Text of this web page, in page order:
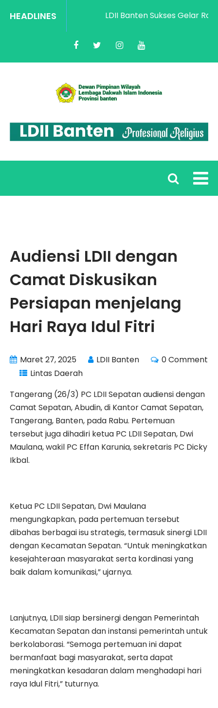
HEADLINES LDII Banten Sukses Gelar
Audiensi LDII dengan
Camat Diskusikan
Persiapan menjelang
Hari Raya Idul Fitri
Maret 27, 2025 LDII Banten
0 Comment
Lintas Daerah
Tangerang (26/3) PC LDII Sepatan audiensi dengan
Camat Sepatan, Abudin, di Kantor Camat Sepatan,
Tangerang, Banten, pada Rabu. Pertemuan
tersebut juga dihadiri ketua PC LDII Sepatan, Dwi
Maulana, wakil PC Effan Karunia, sekretaris PC Dicky
Ikbal.
Ketua PC LDII Sepatan, Dwi Maulana
mengungkapkan, pada pertemuan tersebut
dibahas berbagai isu strategis, termasuk sinergi LDII
dengan Kecamatan Sepatan. “Untuk meningkatkan
kesejahteraan masyarakat serta kordinasi yang
baik dalam komunikasi,” ujarnya.
Lanjutnya, LDII siap bersinergi dengan Pemerintah
Kecamatan Sepatan dan instansi pemerintah untuk
berkolaborasi. “Semoga pertemuan ini dapat
bermanfaat bagi masyarakat, serta dapat
meningkatkan kesadaran dalam menghadapi hari
raya Idul Fitri,” tuturnya.